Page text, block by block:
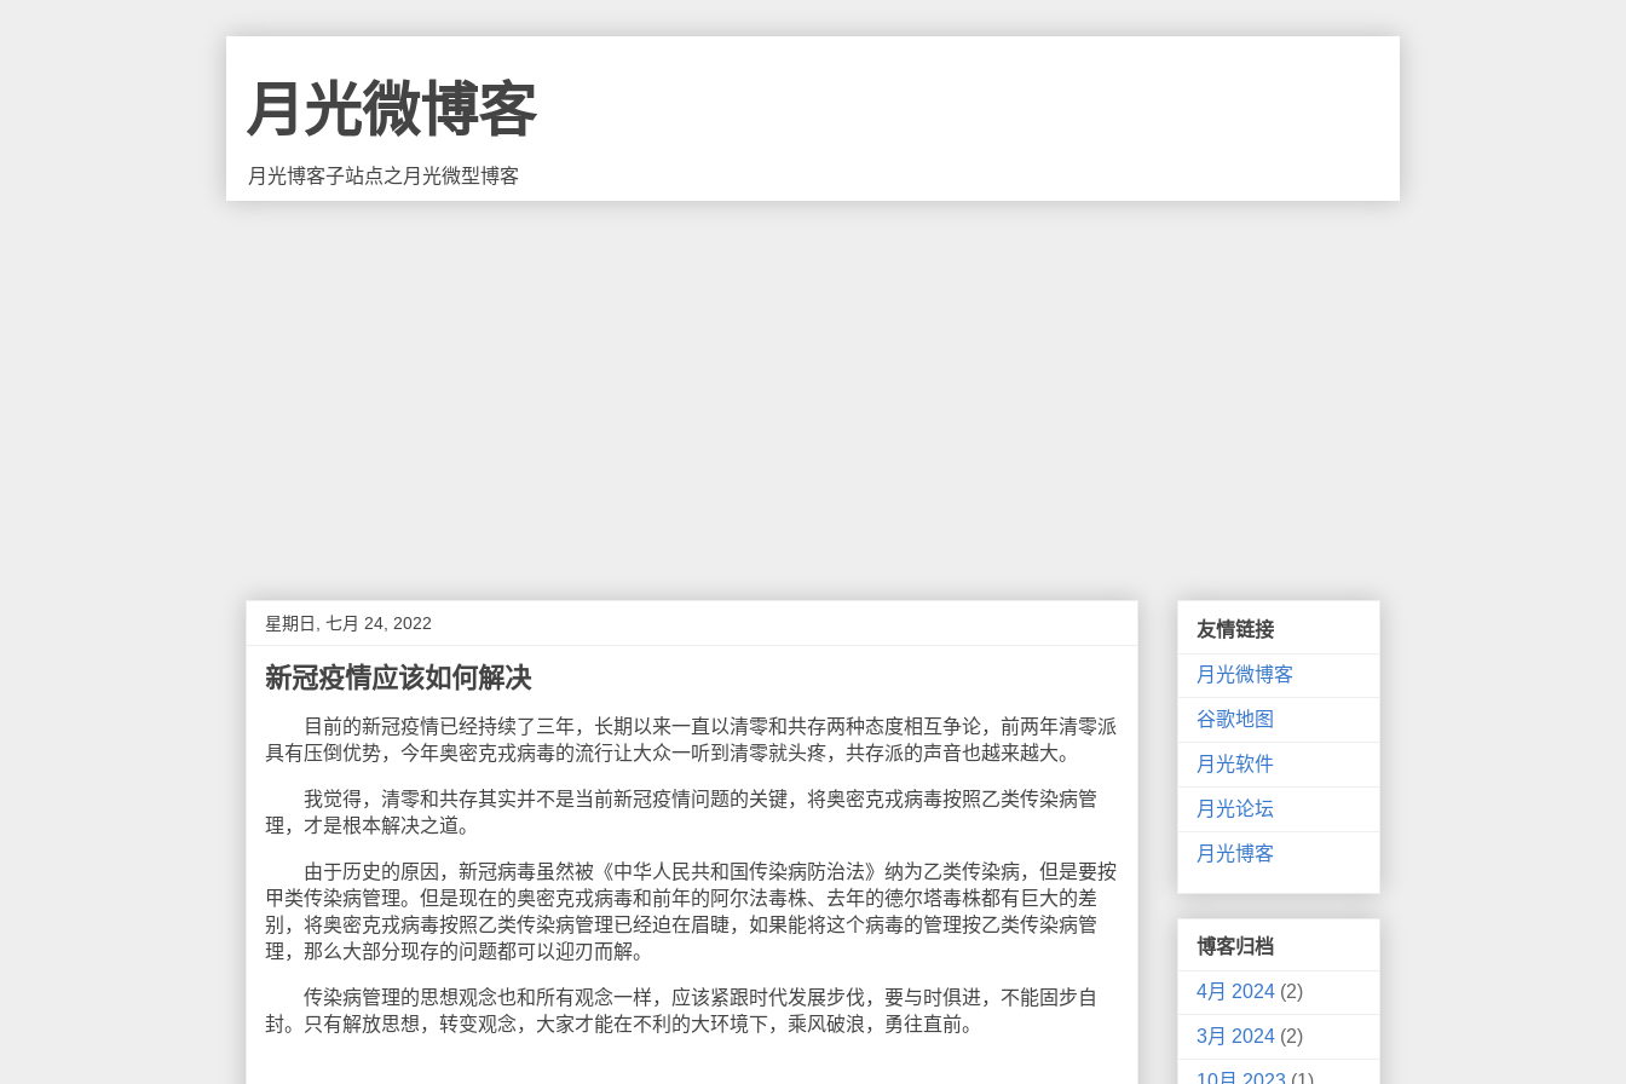
月光微博客
月光博客子站点之月光微型博客
星期日, 七月 24, 2022
新冠疫情应该如何解决
目前的新冠疫情已经持续了三年，长期以来一直以清零和共存两种态度相互争论，前两年清零派
具有压倒优势，今年奥密克戎病毒的流行让大众一听到清零就头疼，共存派的声音也越来越大。
我觉得，清零和共存其实并不是当前新冠疫情问题的关键，将奥密克戎病毒按照乙类传染病管
理，才是根本解决之道。
由于历史的原因，新冠病毒虽然被《中华人民共和国传染病防治法》纳为乙类传染病，但是要按
甲类传染病管理。但是现在的奥密克戎病毒和前年的阿尔法毒株、去年的德尔塔毒株都有巨大的差
别，将奥密克戎病毒按照乙类传染病管理已经迫在眉睫，如果能将这个病毒的管理按乙类传染病管
理，那么大部分现存的问题都可以迎刃而解。
传染病管理的思想观念也和所有观念一样，应该紧跟时代发展步伐，要与时俱进，不能固步自
封。只有解放思想，转变观念，大家才能在不利的大环境下，乘风破浪，勇往直前。
友情链接
月光微博客
谷歌地图
月光软件
月光论坛
月光博客
博客归档
4月 2024 (2)
3月 2024 (2)